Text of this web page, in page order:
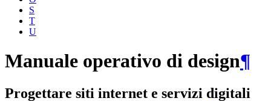
S
T
U
Manuale operativo di design¶
Progettare siti internet e servizi digitali